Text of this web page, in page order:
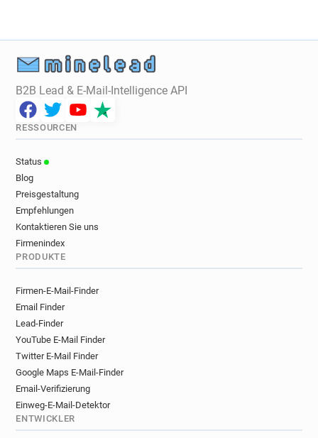
B2B Lead & E-Mail-Intelligence API
RESSOURCEN
Status
Blog
Preisgestaltung
Empfehlungen
Kontaktieren Sie uns
Firmenindex
PRODUKTE
Firmen-E-Mail-Finder
Email Finder
Lead-Finder
YouTube E-Mail Finder
Twitter E-Mail Finder
Google Maps E-Mail-Finder
Email-Verifizierung
Einweg-E-Mail-Detektor
ENTWICKLER